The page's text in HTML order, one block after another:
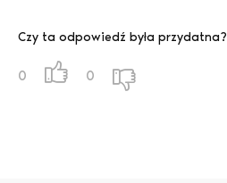
Czy ta odpowiedź była przydatna?
0 0